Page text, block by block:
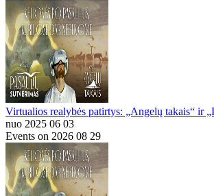
Virtualios realybės patirtys: „Angelų takais“ ir
nuo 2025 06 03
Events on 2026 08 29